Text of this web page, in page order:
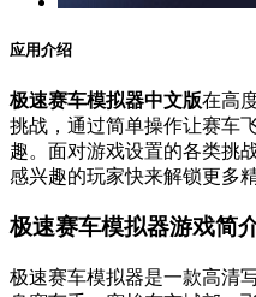
应用介绍
极速赛车模拟器中文版在高
挑战，通过简单操作让赛车
趣。面对游戏设置的各类挑
感兴趣的玩家快来解锁更多
极速赛车模拟器游戏简
极速赛车模拟器是一款高清